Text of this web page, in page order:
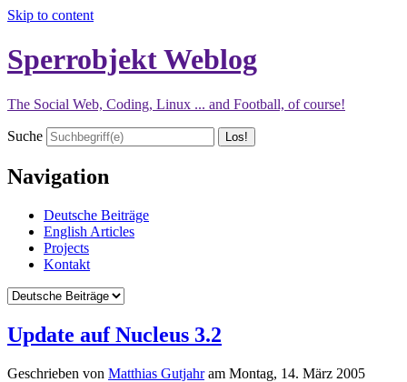
Skip to content
Sperrobjekt Weblog
The Social Web, Coding, Linux ... and Football, of course!
Suche
Navigation
Deutsche Beiträge
English Articles
Projects
Kontakt
Update auf Nucleus 3.2
Geschrieben von Matthias Gutjahram Montag, 14. März 2005